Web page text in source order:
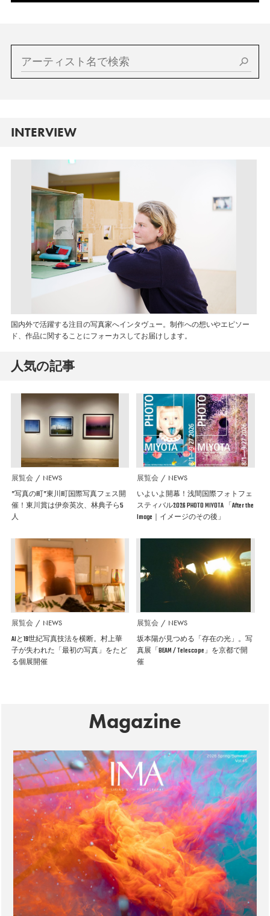
INTERVIEW
国内外で活躍する注目の写真家へインタヴュー。制作への想いやエピソー
ド、作品に関することにフォーカスしてお届けします。
人気の記事
展覧会 NEWS
”写真の町”東川町国際写真フェス開
催！東川賞は伊奈英次、林典子ら5
人
展覧会 NEWS
いよいよ開幕！浅間国際フォトフェ
スティバル2026 PHOTO MIYOTA 「After the
Image｜イメージのその後」
展覧会 NEWS
AIと19世紀写真技法を横断。村上華
子が失われた「最初の写真」をたど
る個展開催
展覧会 NEWS
坂本陽が見つめる「存在の光」。写
真展「BEAM / Telescope」を京都で開
催
Magazine